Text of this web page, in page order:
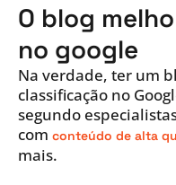
O blog
no google
Na verdade, ter um
classificação no
segundo
com conteúdo de alta
mais.